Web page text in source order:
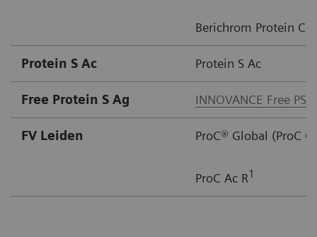
Berichrom Protein C
Protein S Ac​ Protein S Ac
Free Protein S Ag​ INNOVANCE Free PS
FV Leiden ProC® Global (ProC
ProC Ac R1